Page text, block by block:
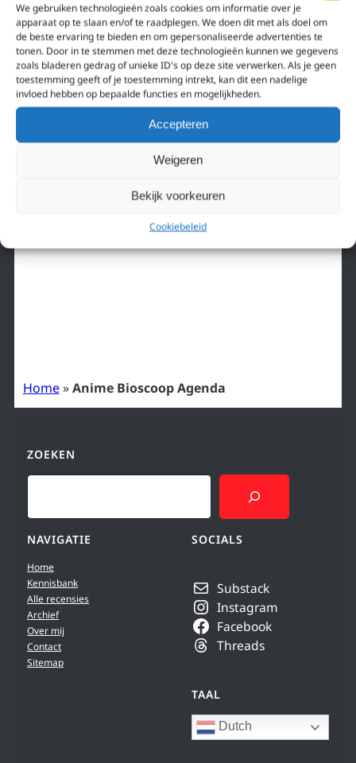
We gebruiken technologieën zoals cookies om informatie over je
apparaat op te slaan en/of te raadplegen. We doen dit met als doel om
de beste ervaring te bieden en om gepersonaliseerde advertenties te
tonen. Door in te stemmen met deze technologieën kunnen we gegevens
zoals bladeren gedrag of unieke ID's op deze site verwerken. Als je geen
toestemming geeft of je toestemming intrekt, kan dit een nadelige
invloed hebben op bepaalde functies en mogelijkheden.
Accepteren
Weigeren
Bekijk voorkeuren
Cookiebeleid
NIEUWSBRIEF
Als je nieuwe bioscoopreleases van anime niet wil
missen, sla je onze nieuwsbrief niet over. Schrijf je
nu in!
Email
Home»Anime Bioscoop Agenda
ZOEKEN
Search
NAVIGATIE
Home
Kennisbank
Alle recensies
Archief
Over mij
Contact
Sitemap
SOCIALS
Substack
Instagram
Facebook
Threads
TAAL
Dutch